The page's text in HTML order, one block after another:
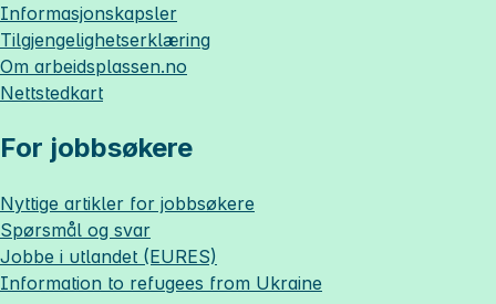
Informasjonskapsler
Tilgjengelighetserklæring
Om arbeidsplassen.no
Nettstedkart
For jobbsøkere
Nyttige artikler for jobbsøkere
Spørsmål og svar
Jobbe i utlandet (EURES)
Information to refugees from Ukraine